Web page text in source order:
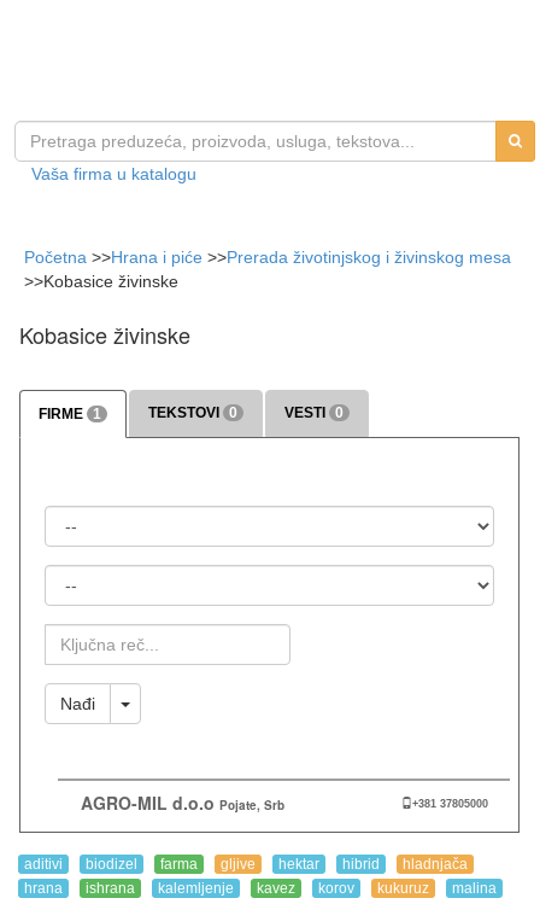
Vaša firma u katalogu
Početna >>Hrana i piće >>Prerada životinjskog i živinskog mesa
>>Kobasice živinske
Kobasice živinske
FIRME 1 TEKSTOVI 0 VESTI 0
Ključna
Reč
Nađi Toggle Dropdown
AGRO-MIL d.o.o Pojate, Srb +381 37805000
aditivi biodizel farma gljive hektar hibrid
hladnjača
hrana
ishrana kalemljenje kavez korov kukuruz
malina